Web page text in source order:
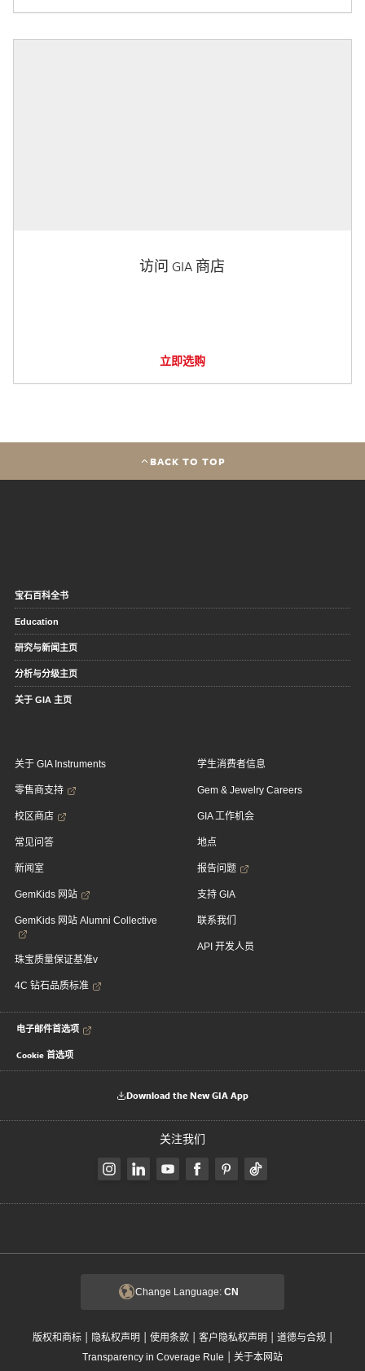
访问 GIA 商店
立即选购
BACK TO TOP
宝石百科全书
Education
研究与新闻主页
分析与分级主页
关于 GIA 主页
关于 GIA Instruments
零售商支持
校区商店
常见问答
新闻室
GemKids 网站
GemKids 网站 Alumni Collective
珠宝质量保证基准v
4C 钻石品质标准
学生消费者信息
Gem & Jewelry Careers
GIA 工作机会
地点
报告问题
支持 GIA
联系我们
API 开发人员
电子邮件首选项
Cookie 首选项
Download the New GIA App
关注我们
Change Language: CN
版权和商标 | 隐私权声明 | 使用条款 | 客户隐私权声明 | 道德与合规 |
Transparency in Coverage Rule | 关于本网站